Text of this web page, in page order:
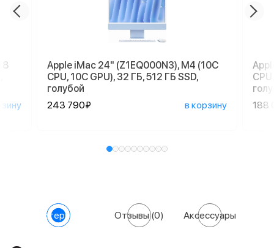
Apple iMac 24" (Z1EQ000N3), M4 (10C
CPU, 10C GPU), 32 ГБ, 512 ГБ SSD,
голубой
243 790₽
в корзину
188
Характеристики Отзывы(0) Аксессуары